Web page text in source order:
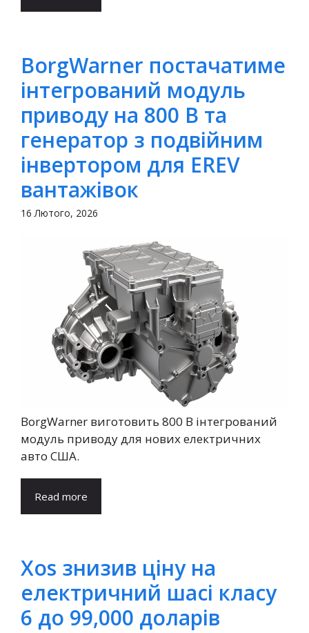
BorgWarner постачатиме
інтегрований модуль
приводу на 800 В та
генератор з подвійним
інвертором для EREV
вантажівок
16 Лютого, 2026
BorgWarner виготовить 800 В інтегрований
модуль приводу для нових електричних
авто США.
Read more
Xos знизив ціну на
електричний шасі класу
6 до 99,000 доларів